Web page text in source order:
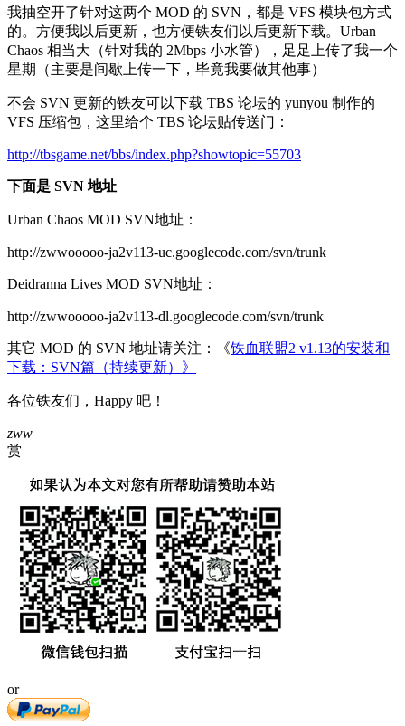
我抽空开了针对这两个 MOD 的 SVN，都是 VFS 模块包方式
的。方便我以后更新，也方便铁友们以后更新下载。Urban
Chaos 相当大（针对我的 2Mbps 小水管），足足上传了我一个
星期（主要是间歇上传一下，毕竟我要做其他事）
不会 SVN 更新的铁友可以下载 TBS 论坛的 yunyou 制作的
VFS 压缩包，这里给个 TBS 论坛贴传送门：
http://tbsgame.net/bbs/index.php?showtopic=55703
下面是 SVN 地址
Urban Chaos MOD SVN地址：
http://zwwooooo-ja2v113-uc.googlecode.com/svn/trunk
Deidranna Lives MOD SVN地址：
http://zwwooooo-ja2v113-dl.googlecode.com/svn/trunk
其它 MOD 的 SVN 地址请关注：《铁血联盟2 v1.13的安装和
下载：SVN篇（持续更新）》
各位铁友们，Happy 吧！
zww
赏
or